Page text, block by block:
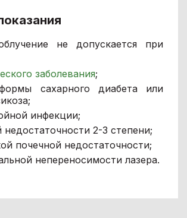
не допускается при
заболевания;
сахарного диабета или
инфекции;
недостаточности 2-3 степени;
почечной недостаточности;
непереносимости лазера.